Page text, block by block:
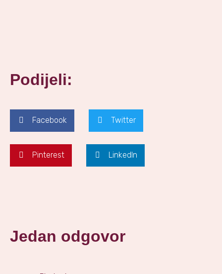
Podijeli:
Facebook Twitter
Pinterest LinkedIn
Jedan odgovor